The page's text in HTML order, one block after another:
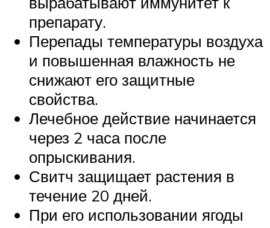
препарату.
Перепады температуры воздуха
и повышенная влажность не
снижают его защитные
свойства.
Лечебное действие начинается
через 2 часа после
опрыскивания.
Свитч защищает растения в
течение 20 дней.
При его использовании ягоды